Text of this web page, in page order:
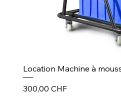
Location Machine à
Prix
300,00 CHF